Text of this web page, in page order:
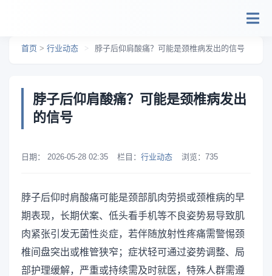
首页 > 行业动态 > 脖子后仰肩酸痛？可能是颈椎病发出的信号
脖子后仰肩酸痛？可能是颈椎病发出
的信号
日期： 2026-05-28 02:35 栏目： 行业动态 浏览： 735
脖子后仰时肩酸痛可能是颈部肌肉劳损或颈椎病的早
期表现，长期伏案、低头看手机等不良姿势易导致肌
肉紧张引发无菌性炎症，若伴随放射性疼痛需警惕颈
椎间盘突出或椎管狭窄；症状轻可通过姿势调整、局
部护理缓解，严重或持续需及时就医，特殊人群需遵